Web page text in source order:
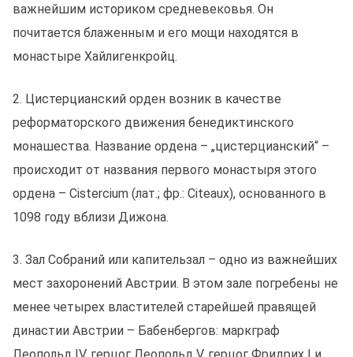
важнейшим историком средневековья. Он
почитается блаженным и его мощи находятся в
монастыре Хайлигенкройц.
2. Цистерцианский орден возник в качестве
реформаторского движения бенедиктинского
монашества. Название ордена – „цистерцианский“ –
происходит от названия первого монастыря этого
ордена – Cistercium (лат.; фр.: Citeaux), основанного в
1098 году вблизи Дижона.
3. Зал Собраний или капительзал – одно из важнейших
мест захоронений Австрии. В этом зале погребены не
менее четырех властителей старейшей правящей
династии Австрии – Бабенбергов: маркграф
Леопольд IV, герцог Леопольд V, герцог Фридрих I и